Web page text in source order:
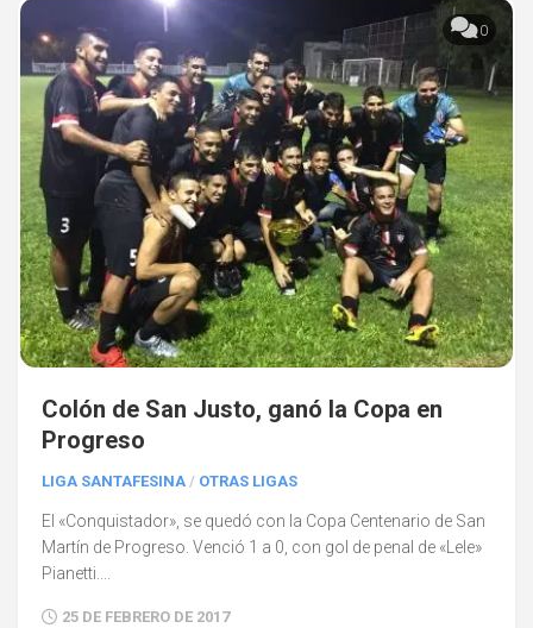
0
Colón de San Justo, ganó la Copa en
Progreso
LIGA SANTAFESINA / OTRAS LIGAS
El «Conquistador», se quedó con la Copa Centenario de San
Martín de Progreso. Venció 1 a 0, con gol de penal de «Lele»
Pianetti....
25 DE FEBRERO DE 2017